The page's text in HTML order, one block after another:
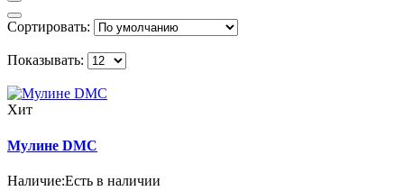
Сортировать:
Показывать:
Хит
Мулине DMC
Наличие:Есть в наличии